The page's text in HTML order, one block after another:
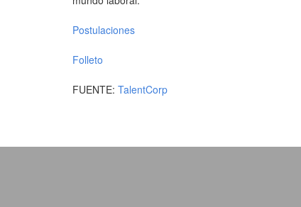
Postulaciones
Folleto
FUENTE: TalentCorp